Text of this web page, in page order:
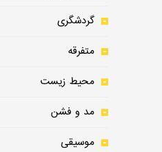
گردشگری
متفرقه
محیط زیست
مد و فشن
موسیقی